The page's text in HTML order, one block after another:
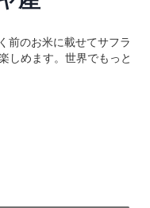
前のお米に載せてサフラ
しめます。世界でもっと